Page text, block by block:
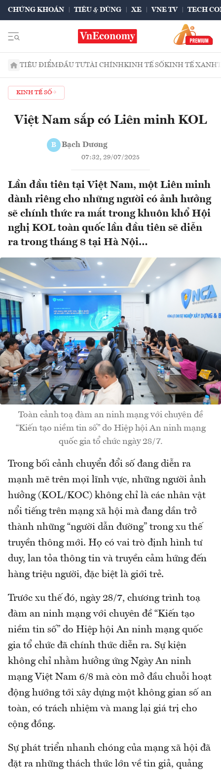
CHỨNG KHOÁN TIÊU & DÙNG XE VNE TV TECH
TIÊU ĐIỂMĐẦU TƯTÀI CHÍNHKINH TẾ SỐKINH TẾ XANH
KINH TẾ SỐ
Việt Nam sắp có Liên minh KOL
B Bạch Dương
07:32, 29/07/2025
Lần đầu tiên tại Việt Nam, một Liên minh
dành riêng cho những người có ảnh hưởng
sẽ chính thức ra mắt trong khuôn khổ Hội
nghị KOL toàn quốc lần đầu tiên sẽ diễn
ra trong tháng 8 tại Hà Nội…
Toàn cảnh toạ đàm an ninh mạng với chuyên đề
“Kiến tạo niềm tin số” do Hiệp hội An ninh mạng
quốc gia tổ chức ngày 28/7.
Trong bối cảnh chuyển đổi số đang diễn ra
mạnh mẽ trên mọi lĩnh vực, những người ảnh
hưởng (KOL/KOC) không chỉ là các nhân vật
nổi tiếng trên mạng xã hội mà đang dần trở
thành những “người dẫn đường” trong xu thế
truyền thông mới. Họ có vai trò định hình tư
duy, lan tỏa thông tin và truyền cảm hứng đến
hàng triệu người, đặc biệt là giới trẻ.
Trước xu thế đó, ngày 28/7, chương trình toạ
đàm an ninh mạng với chuyên đề “Kiến tạo
niềm tin số” do Hiệp hội An ninh mạng quốc
gia tổ chức đã chính thức diễn ra. Sự kiện
không chỉ nhằm hưởng ứng Ngày An ninh
mạng Việt Nam 6/8 mà còn mở đầu chuỗi hoạt
động hướng tới xây dựng một không gian số an
toàn, có trách nhiệm và mang lại giá trị cho
cộng đồng.
Sự phát triển nhanh chóng của mạng xã hội đã
đặt ra những thách thức lớn về tin giả, quảng